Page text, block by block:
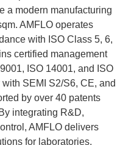
a modern manufacturing
AMFLO operates
with ISO Class 5, 6,
certified management
ISO 14001, and ISO
SEMI S2/S6, CE, and
by over 40 patents
integrating R&D,
AMFLO delivers
for laboratories,